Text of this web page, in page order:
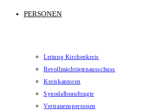
PERSONEN
Leitung Kirchenkreis
Bevollmächtigtenausschuss
Kreiskantoren
Synodalbeauftragte
Vertrauenspersonen